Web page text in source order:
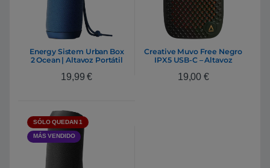
Energy Sistem Urban Box
2 Ocean | Altavoz Portátil
USB/microSD Radio FM –
19,99€
Creative Muvo Free Negro
IPX5 USB-C – Altavoz
19,00 €
SÓLO QUEDAN 1
MÁS VENDIDO